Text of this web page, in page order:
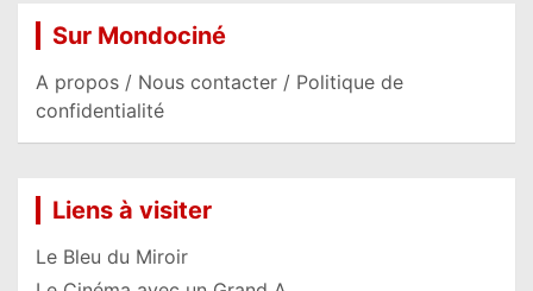
Sur Mondociné
A propos / Nous contacter / Politique de
confidentialité
Liens à visiter
Le Bleu du Miroir